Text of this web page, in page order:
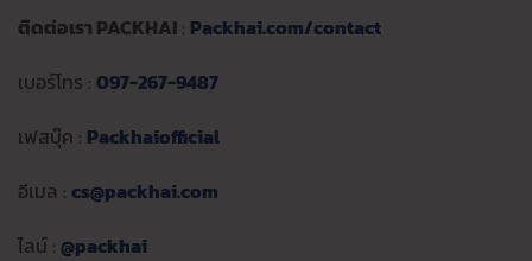
ติดต่อเรา PACKHAI : Packhai.com/contact
เบอร์โทร : 097-267-9487
เฟสบุ๊ค : Packhaiofficial
อีเมล : cs@packhai.com
ไลน์ : @packhai